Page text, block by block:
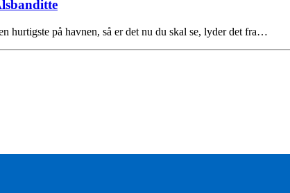
hurtigste på havnen, så er det nu du skal se, lyder det fra…